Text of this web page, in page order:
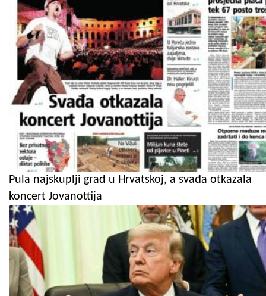
Pula najskuplji grad u Hrvatskoj, a svađa otkazala
koncert Jovanottija